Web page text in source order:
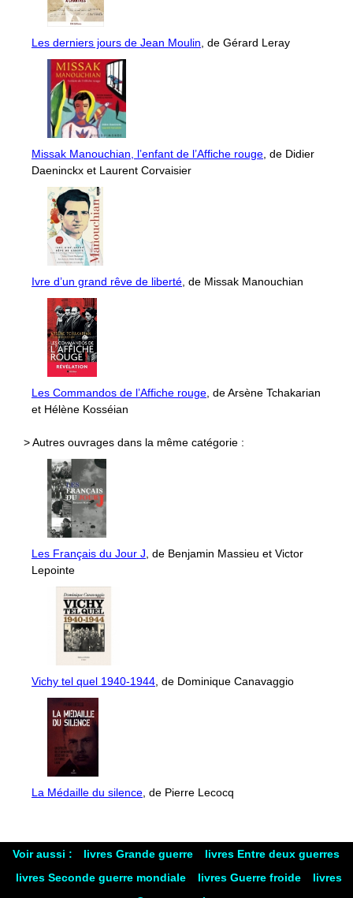
Les derniers jours de Jean Moulin, de Gérard Leray
Missak Manouchian, l’enfant de l’Affiche rouge, de Didier
Daeninckx et Laurent Corvaisier
Ivre d’un grand rêve de liberté, de Missak Manouchian
Les Commandos de l’Affiche rouge, de Arsène Tchakarian
et Hélène Kosséian
> Autres ouvrages dans la même catégorie :
Les Français du Jour J, de Benjamin Massieu et Victor
Lepointe
Vichy tel quel 1940-1944, de Dominique Canavaggio
La Médaille du silence, de Pierre Lecocq
Voir aussi : livres Grande guerre
livres Entre deux guerres
livres Seconde guerre mondiale
livres Guerre froide
livres